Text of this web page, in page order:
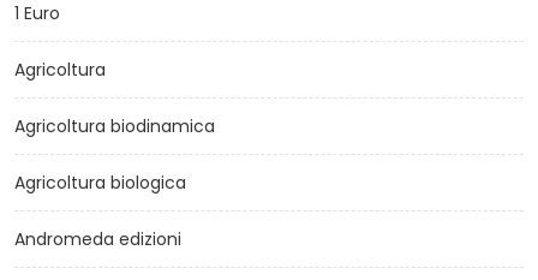
1 Euro
Agricoltura
Agricoltura biodinamica
Agricoltura biologica
Andromeda edizioni